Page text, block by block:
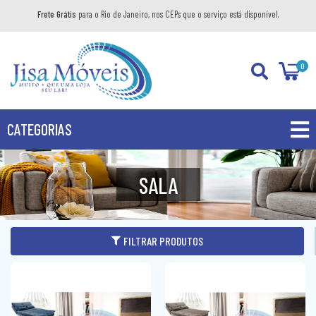
Frete Grátis para o Rio de Janeiro, nos CEPs que o serviço está disponível.
0
CATEGORIAS
PROMOÇÕES
PRODUTOS
BANHEIRO
BALCÃO
BANDEJA DECORATIVA
DORMITÓRIO
SALA
FILTRAR PRODUTOS